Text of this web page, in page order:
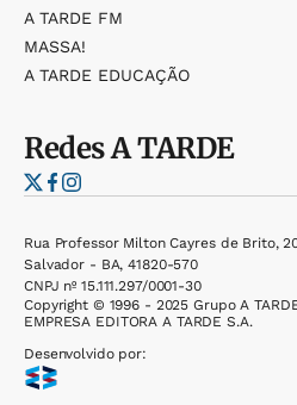
A TARDE FM
MASSA!
A TARDE EDUCAÇÃO
RedesA TARDE
Rua Professor Milton Cayres de Brito,
Salvador - BA, 41820-570
CNPJ nº 15.111.297/0001-30
Copyright © 1996 - 2025 Grupo A
EMPRESA EDITORA A TARDE S.A.
Desenvolvido por: